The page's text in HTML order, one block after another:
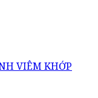
VIÊM KHỚP